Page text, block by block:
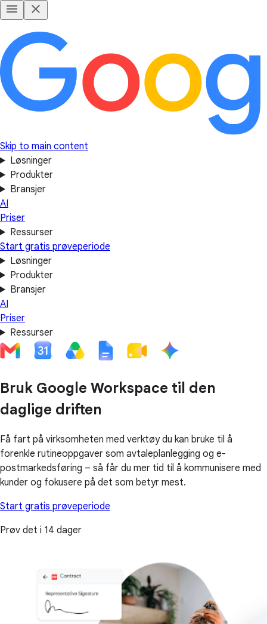
Skip to main content
Løsninger
Produkter
Bransjer
AI
Priser
Ressurser
Start gratis prøveperiode
Løsninger
Produkter
Bransjer
AI
Priser
Ressurser
Bruk Google Workspace til den
daglige driften
Få fart på virksomheten med verktøy du kan bruke til å
forenkle rutineoppgaver som avtaleplanlegging og e-
postmarkedsføring – så får du mer tid til å kommunisere med
kunder og fokusere på det som betyr mest.
Start gratis prøveperiode
Prøv det i 14 dager